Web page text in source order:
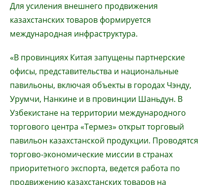
Для усиления внешнего продвижения
казахстанских товаров формируется
международная инфраструктура.
«В провинциях Китая запущены партнерские
офисы, представительства и национальные
павильоны, включая объекты в городах Чэнду,
Урумчи, Нанкине и в провинции Шаньдун. В
Узбекистане на территории международного
торгового центра «Термез» открыт торговый
павильон казахстанской продукции. Проводятся
торгово-экономические миссии в странах
приоритетного экспорта, ведется работа по
продвижению казахстанских товаров на